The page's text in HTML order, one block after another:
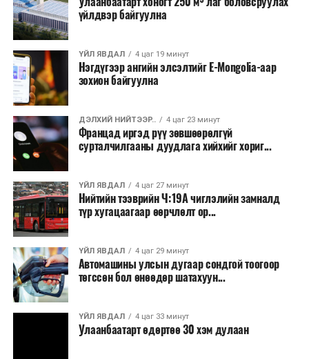
Их, дээд сургуулийн хичээл
2026 оны 9 дүгээр сарын 1-нээс цахимаар
эхэлнэ.
2026 оны 9 дүгээр сарын 14-нөөс танхимаар
үргэлжилнэ.
Оюутны дотуур байр
2026 оны 9 дүгээр сарын 13-наас оюутнуудыг
дотуур байранд оруулж эхэлнэ.
Сургууль, цэцэрлэгийн үйл ажиллагааны
зохицуулалт
2026 оны 8 дугаар сарын 17–28-ны өдрүүдэд
нийслэлийн бүх сургууль, цэцэрлэгт ажлын
байранд элсэлт, бүртгэл болон бусад аливаа
арга хэмжээ зохион байгуулахгүй болно.
үйлдвэр байгуулна
ҮЙЛ ЯВДАЛ 4 цаг 19 минут
Нэгдүгээр ангийн элсэлтийг E-Mongolia-аар
зохион байгуулна
ДЭЛХИЙ НИЙТЭЭР.. 4 цаг 23 минут
Францад иргэд рүү зөвшөөрөлгүй
сурталчилгааны дуудлага хийхийг хориг...
ҮЙЛ ЯВДАЛ 4 цаг 27 минут
Нийтийн тээврийн Ч:19А чиглэлийн замналд
түр хугацаагаар өөрчлөлт ор...
ҮЙЛ ЯВДАЛ 4 цаг 29 минут
Автомашины улсын дугаар сондгой тоогоор
төгссөн бол өнөөдөр шатахуун...
ҮЙЛ ЯВДАЛ 4 цаг 33 минут
Улаанбаатарт өдөртөө 30 хэм дулаан